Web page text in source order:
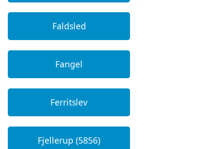
Faldsled
Fangel
Ferritslev
Fjellerup (5856)